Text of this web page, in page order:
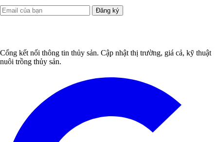
Đăng ký
Cổng kết nối thông tin thủy sản. Cập nhật thị trường, giá cả, kỹ thuật
nuôi trồng thủy sản.